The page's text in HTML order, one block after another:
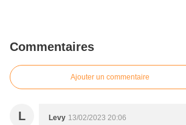
Commentaires
Ajouter un commentaire
L Levy 13/02/2023 20:06